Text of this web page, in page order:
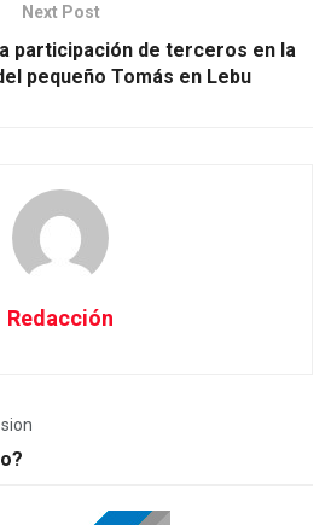
Next Post
participación de terceros en la
pequeño Tomás en Lebu
Redacción